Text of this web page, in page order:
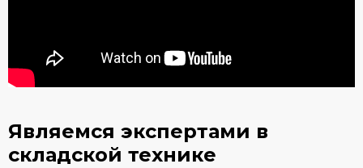
Являемся экспертами в
складской технике